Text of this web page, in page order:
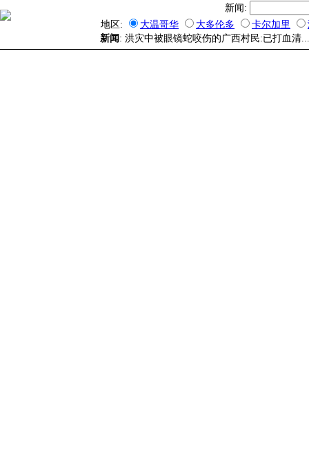
新闻:
地区:
大温哥华 大多伦多 卡尔加里
新闻 : 洪灾中被眼镜蛇咬伤的广西村民:已打血清